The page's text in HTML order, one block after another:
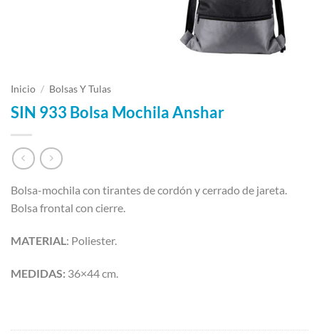
Inicio / Bolsas Y Tulas
SIN 933 Bolsa Mochila Anshar
Bolsa-mochila con tirantes de cordón y cerrado de jareta.
Bolsa frontal con cierre.
MATERIAL: Poliester.
MEDIDAS: 36×44 cm.